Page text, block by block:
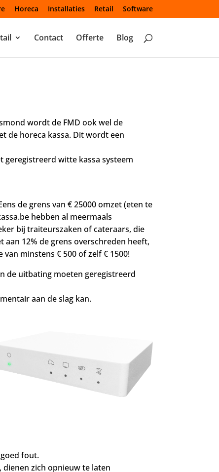
Horeca Installaties Retail Software
Contact Offerte Blog
wordt de FMD ook wel de
de horeca kassa. Dit wordt een
geregistreerd witte kassa systeem
de grens van € 25000 omzet (eten te
hebben al meermaals
bij traiteurszaken of cateraars, die
12% de grens overschreden heeft,
minstens € 500 of zelf € 1500!
de uitbating moeten geregistreerd
aan de slag kan.
fout.
dienen zich opnieuw te laten